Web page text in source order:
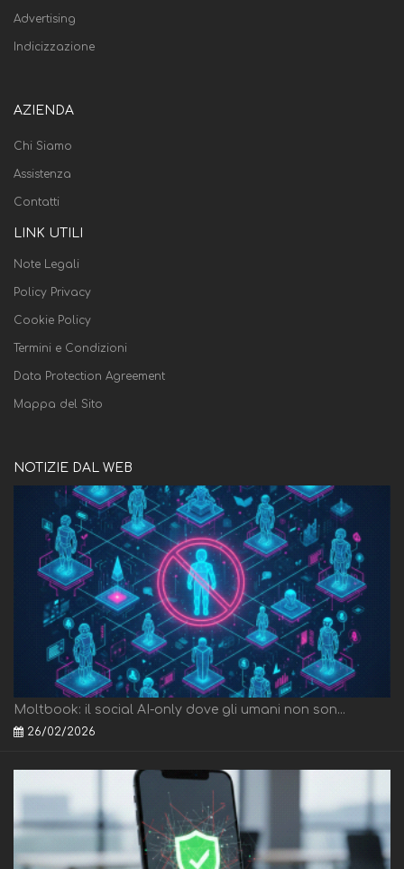
Advertising
Indicizzazione
AZIENDA
Chi Siamo
Assistenza
Contatti
LINK UTILI
Note Legali
Policy Privacy
Cookie Policy
Termini e Condizioni
Data Protection Agreement
Mappa del Sito
NOTIZIE DAL WEB
Moltbook: il social AI-only dove gli umani non son...
26/02/2026